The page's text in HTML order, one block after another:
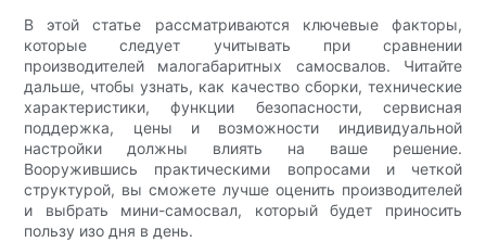
В этой статье рассматриваются ключевые факторы,
которые следует учитывать при сравнении
производителей малогабаритных самосвалов. Читайте
дальше, чтобы узнать, как качество сборки, технические
характеристики, функции безопасности, сервисная
поддержка, цены и возможности индивидуальной
настройки должны влиять на ваше решение.
Вооружившись практическими вопросами и четкой
структурой, вы сможете лучше оценить производителей
и выбрать мини-самосвал, который будет приносить
пользу изо дня в день.